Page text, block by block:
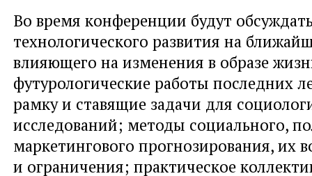
Во время конференции будут
технологического развития на
влияющего на изменения в образе
футурологические работы последних
рамку и ставящие задачи для
исследований; методы социального,
маркетингового прогнозирования, их
и ограничения; практическое